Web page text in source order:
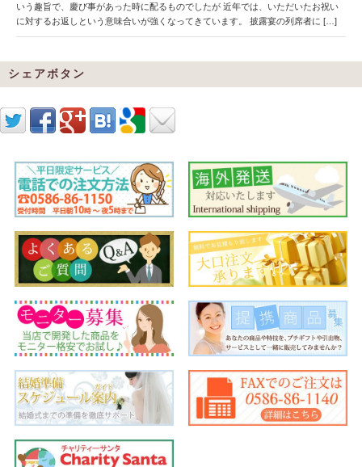
いう趣旨で、慶び事があった時に配るものでしたが 近年では、いただいたお祝い
に対するお返しという意味合いが強くなってきています。 披露宴の列席者に […]
シェアボタン